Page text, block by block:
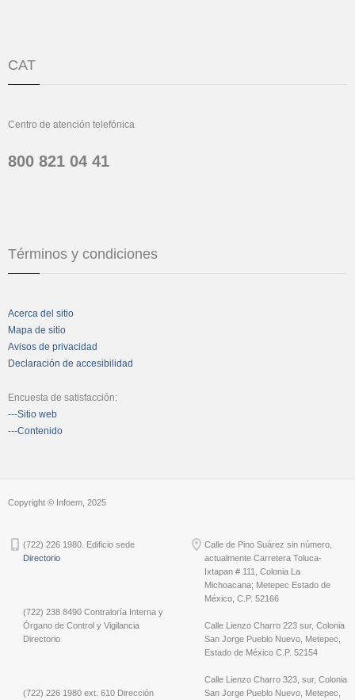
CAT
Centro de atención telefónica
800 821 04 41
Términos y condiciones
Acerca del sitio
Mapa de sitio
Avisos de privacidad
Declaración de accesibilidad
Encuesta de satisfacción:
---Sitio web
---Contenido
Copyright © Infoem, 2025
(722) 226 1980. Edificio sede
Directorio
(722) 238 8490 Contraloría Interna y
Órgano de Control y Vigilancia
Directorio
(722) 226 1980 ext. 610 Dirección
Calle de Pino Suárez sin número,
actualmente Carretera Toluca-
Ixtapan # 111, Colonia La
Michoacana; Metepec Estado de
México, C.P. 52166
Calle Lienzo Charro 223 sur, Colonia
San Jorge Pueblo Nuevo, Metepec,
Estado de México C.P. 52154
Calle Lienzo Charro 323, sur, Colonia
San Jorge Pueblo Nuevo, Metepec,